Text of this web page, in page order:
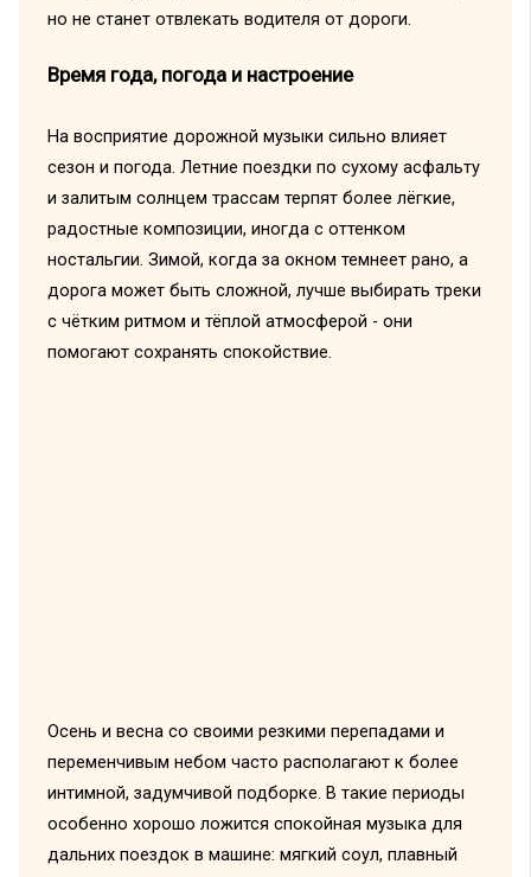
но не станет отвлекать водителя от дороги.
Время года, погода и настроение
На восприятие дорожной музыки сильно влияет
сезон и погода. Летние поездки по сухому асфальту
и залитым солнцем трассам терпят более лёгкие,
радостные композиции, иногда с оттенком
ностальгии. Зимой, когда за окном темнеет рано, а
дорога может быть сложной, лучше выбирать треки
с чётким ритмом и тёплой атмосферой - они
помогают сохранять спокойствие.
Осень и весна со своими резкими перепадами и
переменчивым небом часто располагают к более
интимной, задумчивой подборке. В такие периоды
особенно хорошо ложится спокойная музыка для
дальних поездок в машине: мягкий соул, плавный